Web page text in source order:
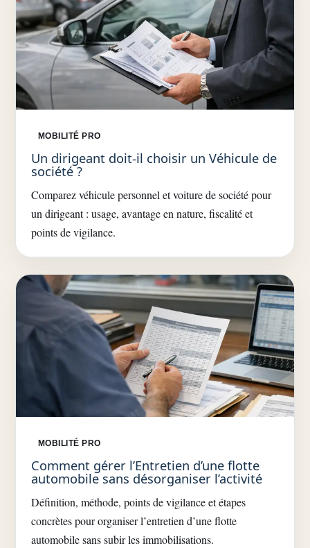
MOBILITÉ PRO
Un dirigeant doit-il choisir un Véhicule de
société ?
Comparez véhicule personnel et voiture de société pour
un dirigeant : usage, avantage en nature, fiscalité et
points de vigilance.
MOBILITÉ PRO
Comment gérer l’Entretien d’une flotte
automobile sans désorganiser l’activité
Définition, méthode, points de vigilance et étapes
concrètes pour organiser l’entretien d’une flotte
automobile sans subir les immobilisations.